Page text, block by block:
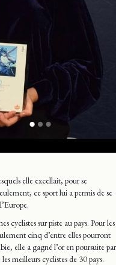
elle excellait, pour se
ce sport lui a permis de se
cyclistes sur piste au pays. Pour les
cinq d’entre elles pourront
elle a gagné l’or en poursuite par
meilleurs cyclistes de 30 pays.